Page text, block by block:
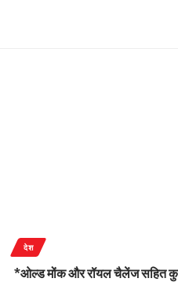
देश
*ओल्ड मोंक और रॉयल चैलेंज सहित